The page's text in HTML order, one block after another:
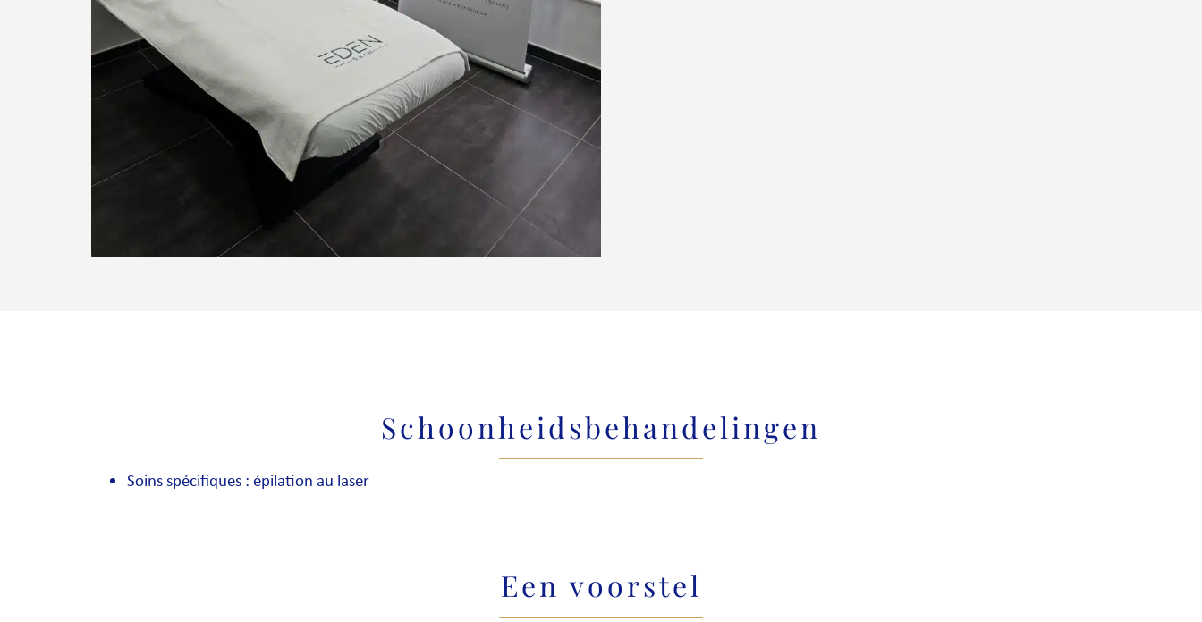
Schoonheidsbehandelingen
Soins spécifiques : épilation au laser
Een voorstel